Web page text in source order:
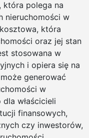
która polega na
nieruchomości w
która
oraz jej stan
stosowana w
i opiera się na
generować
w
właścicieli
finansowych,
czy inwestorów,